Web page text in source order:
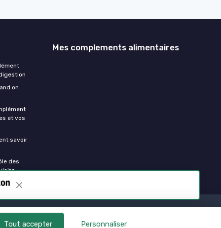
on
et vos
savoir
des
Mes complements alimentaires
Tout accepter Personnaliser